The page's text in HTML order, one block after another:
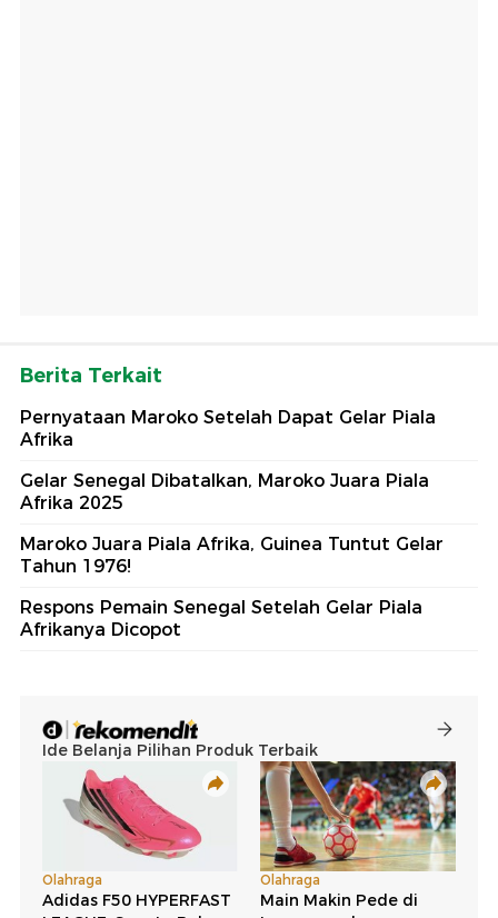
Berita Terkait
Pernyataan Maroko Setelah Dapat Gelar Piala
Afrika
Gelar Senegal Dibatalkan, Maroko Juara Piala
Afrika 2025
Maroko Juara Piala Afrika, Guinea Tuntut Gelar
Tahun 1976!
Respons Pemain Senegal Setelah Gelar Piala
Afrikanya Dicopot